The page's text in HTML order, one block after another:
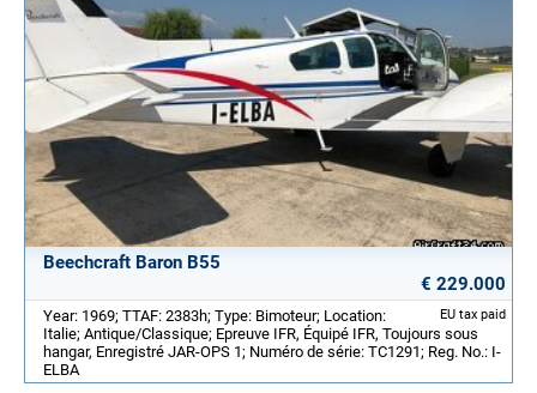
Beechcraft Baron B55
€ 229.000
EU tax paid
Year: 1969; TTAF: 2383h; Type: Bimoteur; Location:
Italie; Antique/Classique; Epreuve IFR, Équipé IFR, Toujours sous
hangar, Enregistré JAR-OPS 1; Numéro de série: TC1291; Reg. No.: I-
ELBA